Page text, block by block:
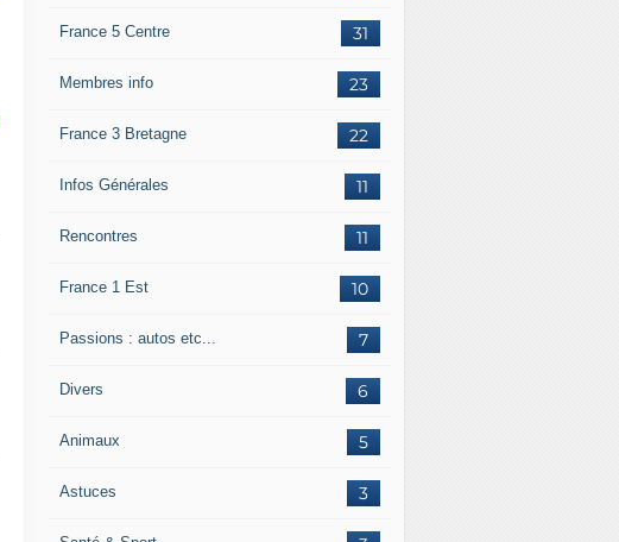
31
France 5 Centre
23
Membres info
22
France 3 Bretagne
11
Infos Générales
11
Rencontres
10
France 1 Est
7
Passions : autos etc...
6
Divers
5
Animaux
3
Astuces